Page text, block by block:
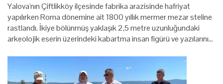
Yalova'nın Çiftlikköy ilçesinde fabrika arazisinde hafriyat
yapılırken Roma dönemine ait 1800 yıllık mermer mezar steline
rastlandı. İkiye bölünmüş yaklaşık 2,5 metre uzunluğundaki
arkeolojik eserin üzerindeki kabartma insan figürü ve yazılarını…